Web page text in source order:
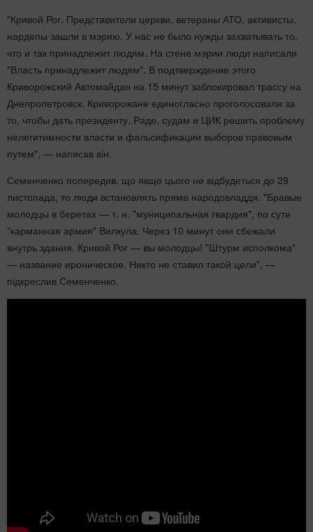
"Кривой Рог. Представители церкви, ветераны АТО, активисты,
нардепы зашли в мэрию. У нас не было нужды захватывать то,
что и так принадлежит людям. На стене мэрии люди написали
"Власть принадлежит людям". В подтверждение этого
Криворожский Автомайдан на 15 минут заблокировал трассу на
Днепропетровск. Криворожане единогласно проголосовали за
то, чтобы дать президенту, Раде, судам и ЦИК решить проблему
нелегитимности власти и фальсификации выборов правовым
путем", — написав він.
Семенченко попередив, що якщо цього не відбудеться до 29
листопада, то люди встановлять пряме народовладдя. "Бравые
молодцы в беретах — т. н. "муниципальная гвардия", по сути
"карманная армия" Вилкула. Через 10 минут они сбежали
внутрь здания. Кривой Рог — вы молодцы! "Штурм исполкома"
— название ироническое. Никто не ставил такой цели", —
підкреслив Семенченко.